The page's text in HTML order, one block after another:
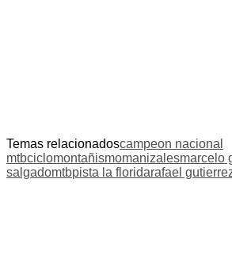
Temas relacionadoscampeon nacional
mtbciclomontañismomanizalesmarcelo
salgadomtbpista la floridarafael